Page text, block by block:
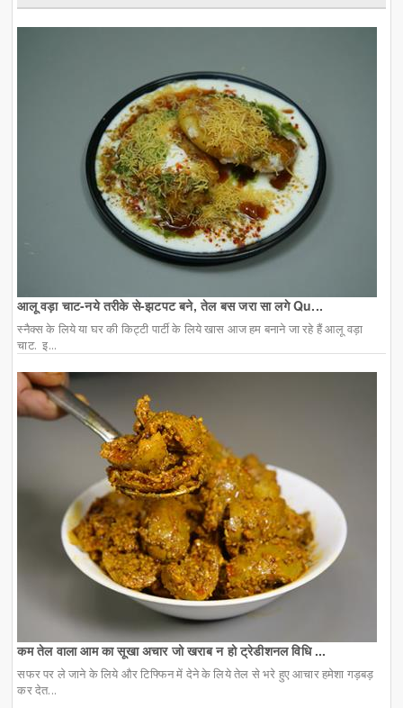
आलू वड़ा चाट-नये तरीके से-झटपट बने, तेल बस जरा सा लगे Qu...
स्नैक्स के लिये या घर की किट्टी पार्टी के लिये खास आज हम बनाने जा रहे हैं आलू वड़ा
चाट. इ...
कम तेल वाला आम का सूखा अचार जो खराब न हो ट्रेडीशनल विधि ...
सफर पर ले जाने के लिये और टिफ्फिन में देने के लिये तेल से भरे हुए आचार हमेशा गड़बड़
कर देत...